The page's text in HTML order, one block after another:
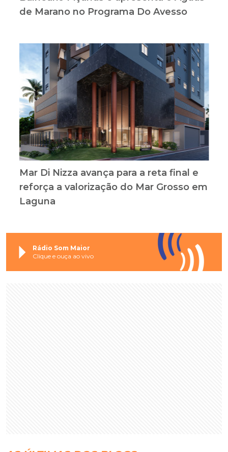
de Marano no Programa Do Avesso
Mar Di Nizza avança para a reta final e
reforça a valorização do Mar Grosso em
Laguna
Rádio Som Maior
Clique e ouça ao vivo